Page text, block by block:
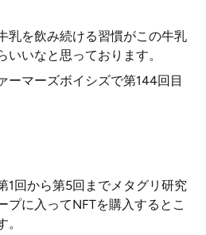
乳を飲み続ける習慣がこの牛乳
いいなと思っております。
ーマーズボイシズで第144回目
1回から第5回までメタグリ研究
プに入ってNFTを購入するとこ